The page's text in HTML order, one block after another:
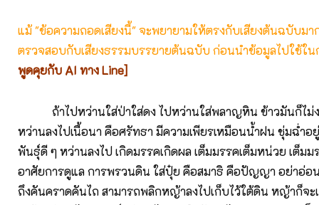
แม้ "ข้อความถอดเสียงนี้" จะพยายามให้ตรงกับเสียงต้นฉบับม
ตรวจสอบกับเสียงธรรมบรรยายต้นฉบับ ก่อนนำข้อมูลไปใช้ใน
พูดคุยกับ AI ทาง Line]
ถ้าไปหว่านใส่ป่าใส่ดง ไปหว่านใส่พลาญหิน ข้าวมันก็ไม่ง
หว่านลงไปเนื้อนา คือศรัทธา มีความเพียรเหมือนน้ำฝน ชุ่มฉ่ำอ
พันธุ์ดี ๆ หว่านลงไป เกิดมรรคเกิดผล เต็มมรรคเต็มหน่วย เต็มม
อาศัยการดูแล การพรวนดิน ใส่ปุ๋ย คือสมาธิ คือปัญญา อย่าอ่อ
ถึงคันคราดคันไถ สามารถพลิกหญ้าลงไปเก็บไว้ใต้ดิน หญ้าก็จะ